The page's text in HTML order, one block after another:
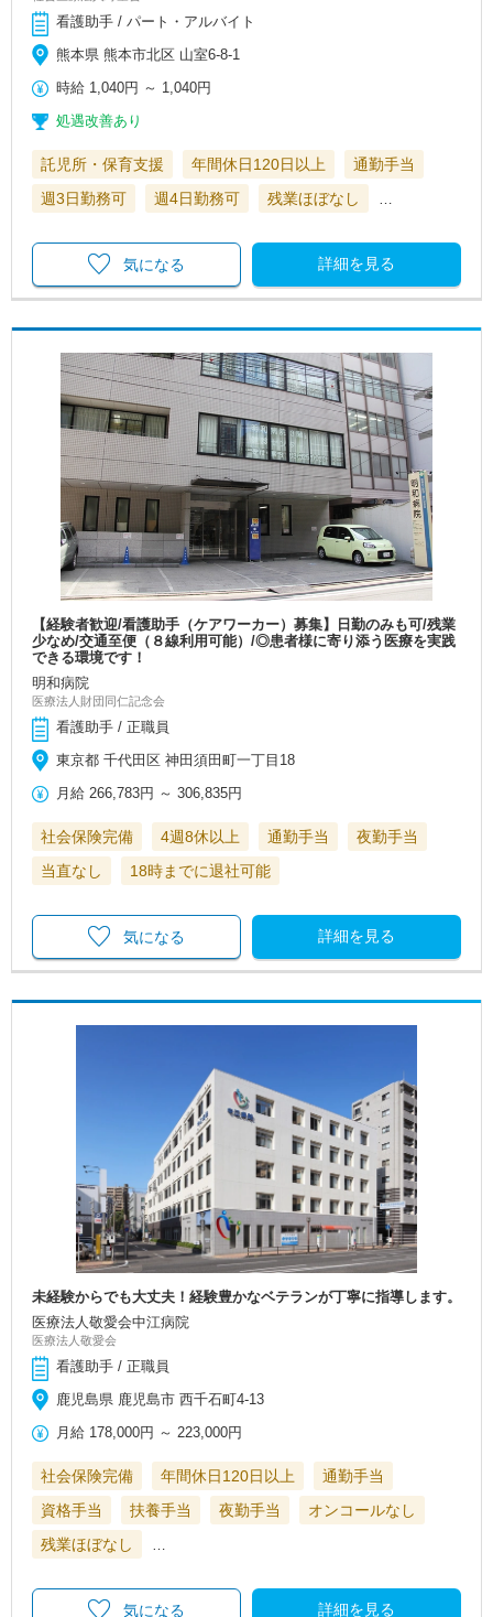
看護助手 / パート・アルバイト
熊本県 熊本市北区 山室6-8-1
時給 1,040円 ～ 1,040円
処遇改善あり
託児所・保育支援 年間休日120日以上
通勤手当
週3日勤務可
週4日勤務可 残業ほぼなし
詳細を見る
気になる
【経験者歓迎/看護助手（ケアワーカー）募集】日勤のみも可/残業
少なめ/交通至便（８線利用可能）/◎患者様に寄り添う医療を実践
できる環境です！
明和病院
医療法人財団同仁記念会
看護助手 / 正職員
東京都 千代田区 神田須田町一丁目18
月給 266,783円 ～306,835円
社会保険完備 4週8休以上 通勤手当
夜勤手当
当直なし
18時までに退社可能
詳細を見る
気になる
未経験からでも大丈夫！経験豊かなベテランが丁寧に指導します。
医療法人敬愛会中江病院
医療法人敬愛会
看護助手 / 正職員
鹿児島県 鹿児島市 西千石町4-13
月給 178,000円 ～223,000円
社会保険完備 年間休日120日以上
通勤手当
資格手当
扶養手当 夜勤手当
オンコールなし
残業ほぼなし
…
詳細を見る
気になる